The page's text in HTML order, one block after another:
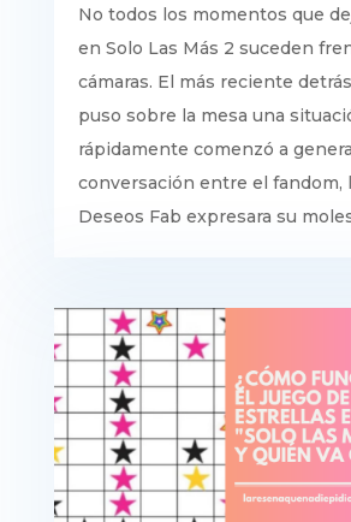
No todos los momentos que
en Solo Las Más 2 suceden
cámaras. El más reciente
puso sobre la mesa una
rápidamente comenzó a
conversación entre el fandom,
Deseos Fab expresara su